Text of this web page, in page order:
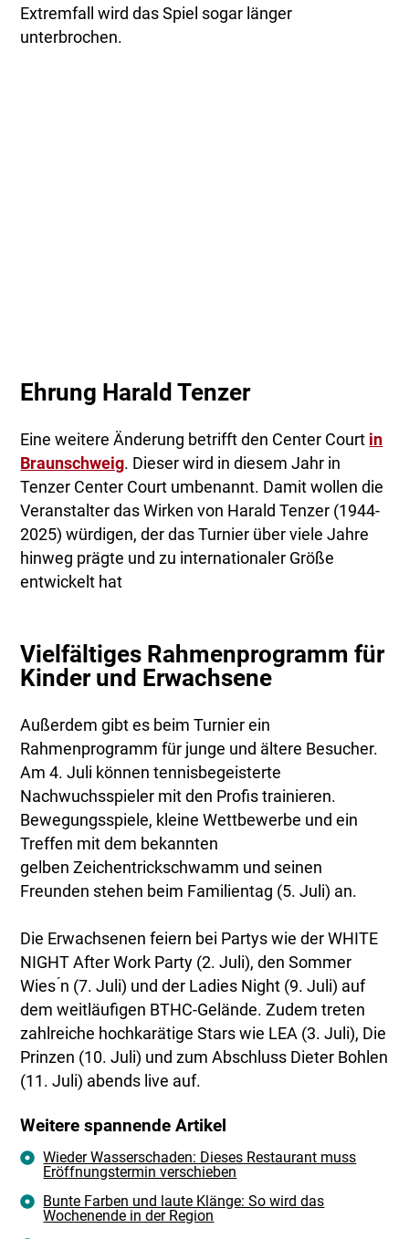
Extremfall wird das Spiel sogar länger
unterbrochen.
Ehrung Harald Tenzer
Eine weitere Änderung betrifft den Center Court in
Braunschweig. Dieser wird in diesem Jahr in
Tenzer Center Court umbenannt. Damit wollen die
Veranstalter das Wirken von Harald Tenzer (1944-
2025) würdigen, der das Turnier über viele Jahre
hinweg prägte und zu internationaler Größe
entwickelt hat
Vielfältiges Rahmenprogramm für
Kinder und Erwachsene
Außerdem gibt es beim Turnier ein
Rahmenprogramm für junge und ältere Besucher.
Am 4. Juli können tennisbegeisterte
Nachwuchsspieler mit den Profis trainieren.
Bewegungsspiele, kleine Wettbewerbe und ein
Treffen mit dem bekannten
gelben Zeichentrickschwamm und seinen
Freunden stehen beim Familientag (5. Juli) an.
Die Erwachsenen feiern bei Partys wie der WHITE
NIGHT After Work Party (2. Juli), den Sommer
Wies ́n (7. Juli) und der Ladies Night (9. Juli) auf
dem weitläufigen BTHC-Gelände. Zudem treten
zahlreiche hochkarätige Stars wie LEA (3. Juli), Die
Prinzen (10. Juli) und zum Abschluss Dieter Bohlen
(11. Juli) abends live auf.
Weitere spannende Artikel
Wieder Wasserschaden: Dieses Restaurant muss
Eröffnungstermin verschieben
Bunte Farben und laute Klänge: So wird das
Wochenende in der Region